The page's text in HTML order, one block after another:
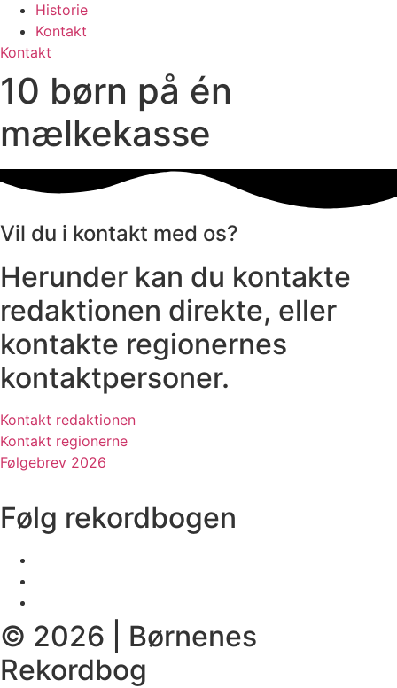
Historie
Kontakt
Kontakt
10 børn på én
mælkekasse
Vil du i kontakt med os?
Herunder kan du kontakte
redaktionen direkte, eller
kontakte regionernes
kontaktpersoner.
Kontakt redaktionen
Kontakt regionerne
Følgebrev 2026
Følg rekordbogen
© 2026 | Børnenes
Rekordbog